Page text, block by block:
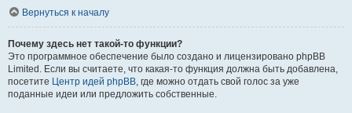
Вернуться к началу
Почему здесь нет такой-то функции?
Это программное обеспечение было создано и лицензировано phpBB
Limited. Если вы считаете, что какая-то функция должна быть добавлена,
посетите Центр идей phpBB, где можно отдать свой голос за уже
поданные идеи или предложить собственные.